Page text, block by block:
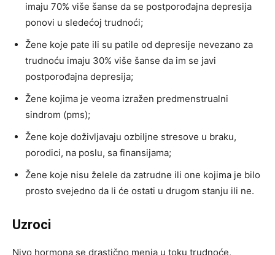
imaju 70% više šanse da se postporođajna depresija
ponovi u sledećoj trudnoći;
Žene koje pate ili su patile od depresije nevezano za
trudnoću imaju 30% više šanse da im se javi
postporođajna depresija;
Žene kojima je veoma izražen predmenstrualni
sindrom (pms);
Žene koje doživljavaju ozbiljne stresove u braku,
porodici, na poslu, sa finansijama;
Žene koje nisu želele da zatrudne ili one kojima je bilo
prosto svejedno da li će ostati u drugom stanju ili ne.
Uzroci
Nivo hormona se drastično menja u toku trudnoće,